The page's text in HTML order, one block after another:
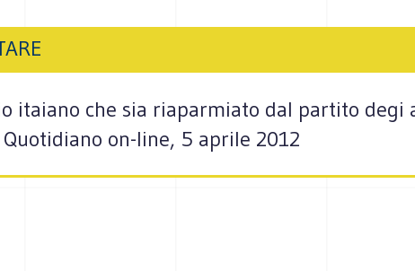
itaiano che sia riaparmiato dal partito
on-line, 5 aprile 2012